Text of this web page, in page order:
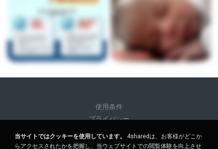
使用条件
プライバシー
個人情報を販売しない
当サイトではクッキーを使用しています。
4sharedは、お客様がどこか
らアクセスされたかを把握し、当ウェブサイトでの閲覧体験を向上させ